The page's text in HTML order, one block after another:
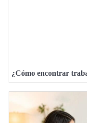
¿Cómo encontrar